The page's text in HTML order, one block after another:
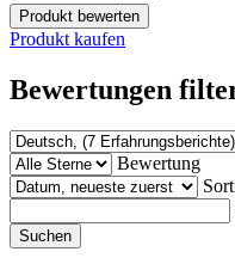
Produkt bewerten
Produkt kaufen
Bewertungen
Bewertung
Suchen